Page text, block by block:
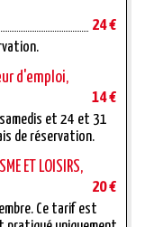
24 €
d'emploi,
14 €
et 24 et 31
de réservation.
ET LOISIRS,
20 €
Ce tarif est